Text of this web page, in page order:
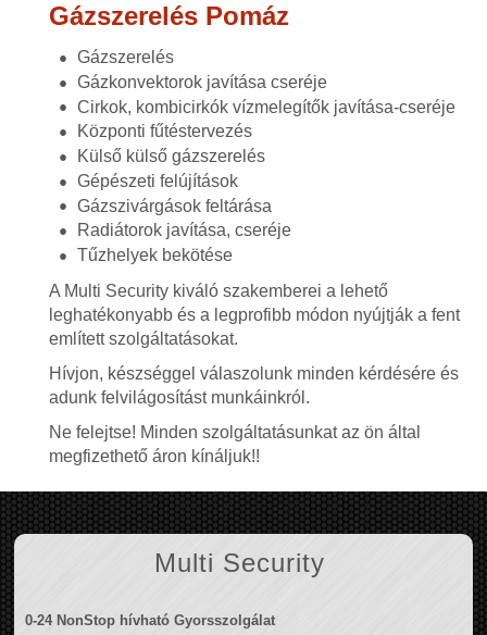
Gázszerelés Pomáz
Gázszerelés
Gázkonvektorok javítása cseréje
Cirkok, kombicirkók vízmelegítők javítása-cseréje
Központi fűtéstervezés
Külső külső gázszerelés
Gépészeti felújítások
Gázszivárgások feltárása
Radiátorok javítása, cseréje
Tűzhelyek bekötése
A Multi Security kiváló szakemberei a lehető
leghatékonyabb és a legprofibb módon nyújtják a fent
említett szolgáltatásokat.
Hívjon, készséggel válaszolunk minden kérdésére és
adunk felvilágosítást munkáinkról.
Ne felejtse! Minden szolgáltatásunkat az ön által
megfizethető áron kínáljuk!!
Multi Security
0-24 NonStop hívható Gyorsszolgálat